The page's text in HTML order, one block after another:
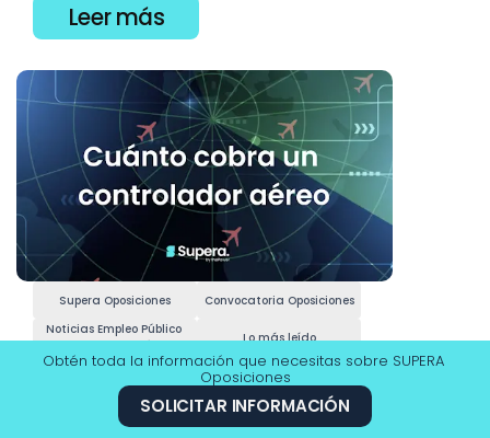
Leer más
Supera Oposiciones
Convocatoria Oposiciones
Noticias Empleo Público
Controlador Aéreo
Lo más leído
Juan Carlos Romero
¿Cuánto cobra un Controlador
Obtén toda la información que necesitas sobre SUPERA
Oposiciones
SOLICITAR INFORMACIÓN